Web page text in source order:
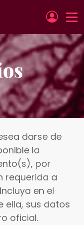
darse de
la
por
requerida a
en el
ella, sus datos
oficial.